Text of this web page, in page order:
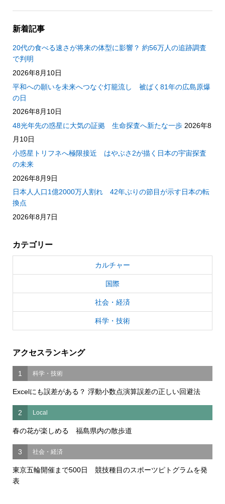
新着記事
20代の食べる速さが将来の体型に影響？ 約56万人の追跡調査
で判明
2026年8月10日
平和への願いを未来へつなぐ灯籠流し 被ばく81年の広島原爆
の日
2026年8月10日
48光年先の惑星に大気の証拠 生命探査へ新たな一歩 2026年8
月10日
小惑星トリフネへ極限接近 はやぶさ2が描く日本の宇宙探査
の未来
2026年8月9日
日本人人口1億2000万人割れ 42年ぶりの節目が示す日本の転
換点
2026年8月7日
カテゴリー
カルチャー
国際
社会・経済
科学・技術
アクセスランキング
1 科学・技術
Excelにも誤差がある？ 浮動小数点演算誤差の正しい回避法
2 Local
春の花が楽しめる 福島県内の散歩道
3 社会・経済
東京五輪開催まで500日 競技種目のスポーツピトグラムを発
表